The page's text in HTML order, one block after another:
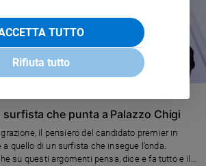
che punta a Palazzo Chigi
il pensiero del candidato premier in
quello di un surfista che insegue l’onda.
su questi argomenti pensa, dice e fa tutto e il
TUTTO
Rifiuta tutto